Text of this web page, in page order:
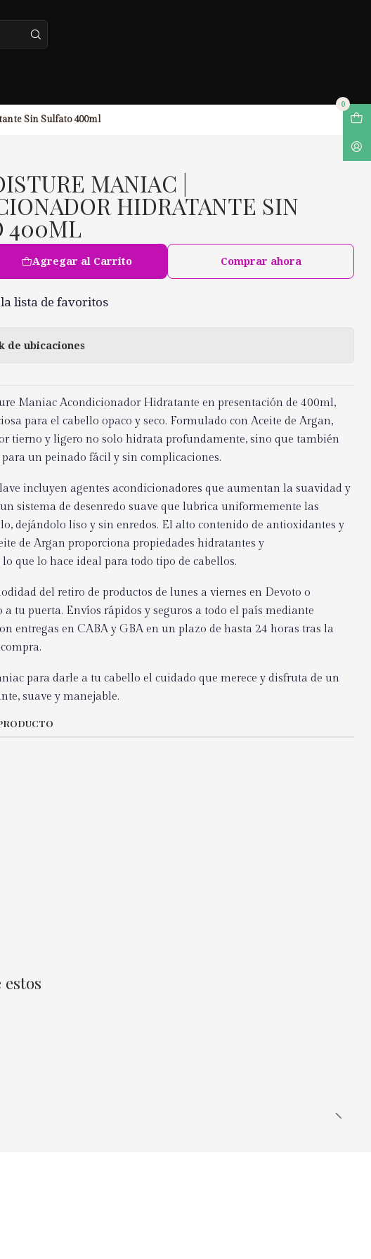
0
Sin Sulfato 400ml
MANIAC |
HIDRATANTE SIN
400ML
Agregar al Carrito Comprar ahora
lista de favoritos
de ubicaciones
Maniac Acondicionador Hidratante en presentación de 400ml,
para el cabello opaco y seco. Formulado con Aceite de Argan,
tierno y ligero no solo hidrata profundamente, sino que también
un peinado fácil y sin complicaciones.
incluyen agentes acondicionadores que aumentan la suavidad y
sistema de desenredo suave que lubrica uniformemente las
dejándolo liso y sin enredos. El alto contenido de antioxidantes y
de Argan proporciona propiedades hidratantes y
que lo hace ideal para todo tipo de cabellos.
del retiro de productos de lunes a viernes en Devoto o
a tu puerta. Envíos rápidos y seguros a todo el país mediante
entregas en CABA y GBA en un plazo de hasta 24 horas tras la
para darle a tu cabello el cuidado que merece y disfruta de un
suave y manejable.